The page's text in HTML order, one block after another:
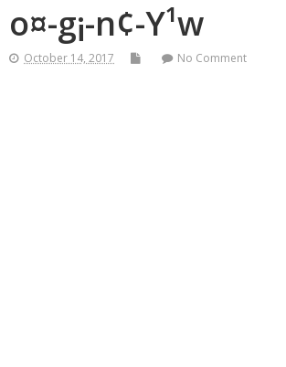
o¤-g¡-n¢-Y¹w
October 14, 2017 No Comment